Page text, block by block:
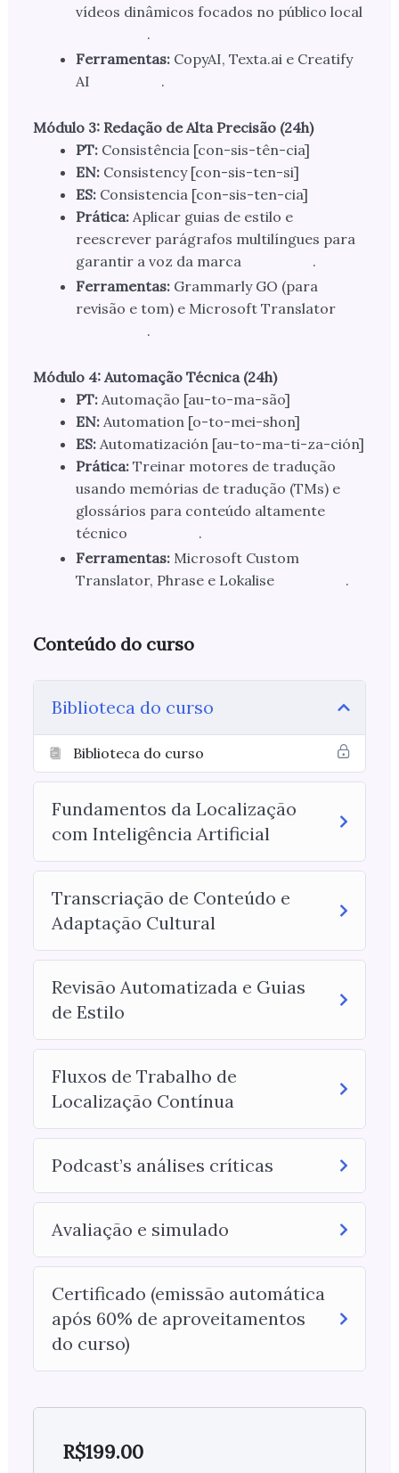
vídeos dinâmicos focados no público local
.
Ferramentas:CopyAI, Texta.ai e Creatify
AI
.
Módulo 3: Redação de Alta Precisão (24h)
PT:Consistência [con-sis-tên-cia]
EN:Consistency [con-sis-ten-si]
ES:Consistencia [con-sis-ten-cia]
Prática:Aplicar guias de estilo e
reescrever parágrafos multilíngues para
garantir a voz da marca
.
Ferramentas:Grammarly GO (para
revisão e tom) e Microsoft Translator
.
Módulo 4: Automação Técnica (24h)
PT:Automação [au-to-ma-são]
EN:Automation [o-to-mei-shon]
ES:Automatización [au-to-ma-ti-za-ción]
Prática:Treinar motores de tradução
usando memórias de tradução (TMs) e
glossários para conteúdo altamente
técnico
.
Ferramentas:Microsoft Custom
Translator, Phrase e Lokalise
.
Conteúdo do curso
Biblioteca do curso
Biblioteca do curso
Fundamentos da Localização
com Inteligência Artificial
Transcriação de Conteúdo e
Adaptação Cultural
Revisão Automatizada e Guias
de Estilo
Fluxos de Trabalho de
Localização Contínua
Podcast’s análises críticas
Avaliação e simulado
Certificado (emissão automática
após 60% de aproveitamentos
do curso)
R$199.00